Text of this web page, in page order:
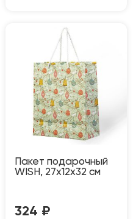
Пакет подарочный
WISH, 27х12х32 см
324 ₽